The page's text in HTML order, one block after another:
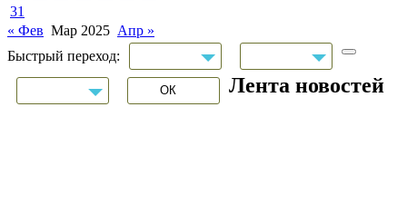
31
« Фев Мар 2025 Апр »
Быстрый переход:
Лента новостей